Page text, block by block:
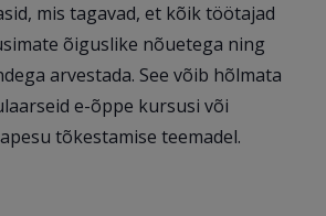
mis tagavad, et kõik töötajad
õiguslike nõuetega ning
arvestada. See võib hõlmata
e-õppe kursusi või
tõkestamise teemadel.